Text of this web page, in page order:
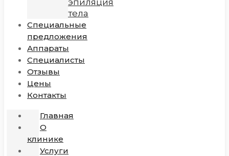
эпиляция
тела
Специальные
предложения
Аппараты
Специалисты
Отзывы
Цены
Контакты
Главная
О
клинике
Услуги